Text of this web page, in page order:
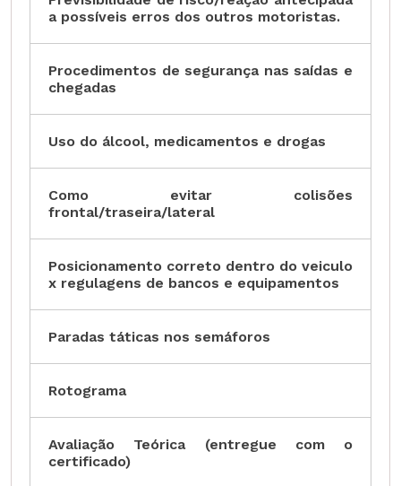
a possíveis erros dos outros motoristas.
Procedimentos de segurança nas saídas e
chegadas
Uso do álcool, medicamentos e drogas
Como evitar colisões
frontal/traseira/lateral
Posicionamento correto dentro do veiculo
x regulagens de bancos e equipamentos
Paradas táticas nos semáforos
Rotograma
Avaliação Teórica (entregue com o
certificado)